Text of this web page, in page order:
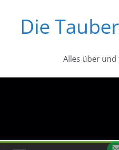
springenDie
Alles über und